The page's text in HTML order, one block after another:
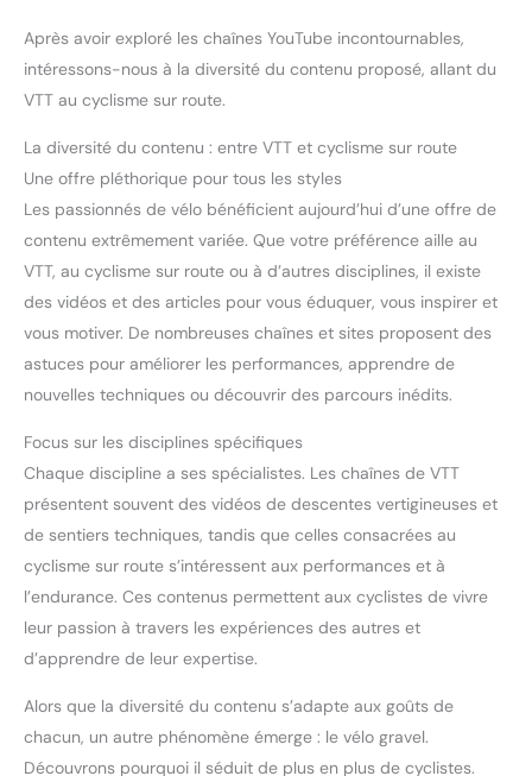
Après avoir exploré les chaînes YouTube incontournables,
intéressons-nous à la diversité du contenu proposé, allant du
VTT au cyclisme sur route.
La diversité du contenu : entre VTT et cyclisme sur route
Une offre pléthorique pour tous les styles
Les passionnés de vélo bénéficient aujourd’hui d’une offre de
contenu extrêmement variée. Que votre préférence aille au
VTT, au cyclisme sur route ou à d’autres disciplines, il existe
des vidéos et des articles pour vous éduquer, vous inspirer et
vous motiver. De nombreuses chaînes et sites proposent des
astuces pour améliorer les performances, apprendre de
nouvelles techniques ou découvrir des parcours inédits.
Focus sur les disciplines spécifiques
Chaque discipline a ses spécialistes. Les chaînes de VTT
présentent souvent des vidéos de descentes vertigineuses et
de sentiers techniques, tandis que celles consacrées au
cyclisme sur route s’intéressent aux performances et à
l’endurance. Ces contenus permettent aux cyclistes de vivre
leur passion à travers les expériences des autres et
d’apprendre de leur expertise.
Alors que la diversité du contenu s’adapte aux goûts de
chacun, un autre phénomène émerge : le vélo gravel.
Découvrons pourquoi il séduit de plus en plus de cyclistes.